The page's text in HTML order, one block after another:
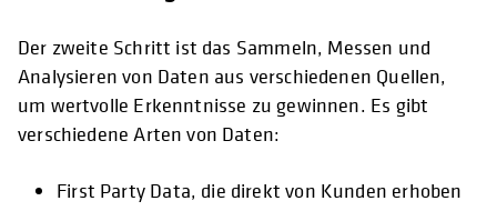
Der zweite Schritt ist das Sammeln, Messen und
Analysieren von Daten aus verschiedenen Quellen,
um wertvolle Erkenntnisse zu gewinnen. Es gibt
verschiedene Arten von Daten:
First Party Data, die direkt von Kunden erhoben